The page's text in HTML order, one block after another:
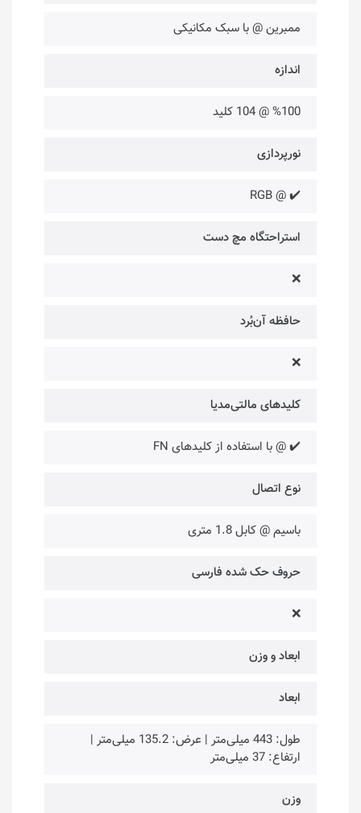
ممبرین @ با سبک مکانیکی
اندازه
%100 @ 104 کلید
نورپردازی
✔️ @ RGB
استراحتگاه مچ دست
❌
حافظه آن‌بُرد
❌
کلیدهای مالتی‌مدیا
✔️ @ با استفاده از کلیدهای FN
نوع اتصال
باسیم @ کابل 1.8 متری
حروف حک شده فارسی
❌
ابعاد و وزن
ابعاد
طول: 443 میلی‌متر | عرض: 135.2 میلی‌متر |
ارتفاع: 37 میلی‌متر
وزن